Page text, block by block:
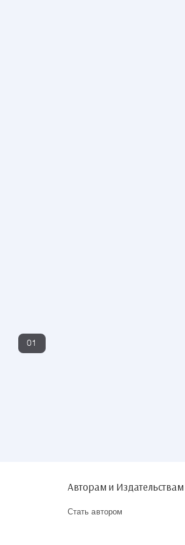
01
Авторам и Издательствам
Стать автором